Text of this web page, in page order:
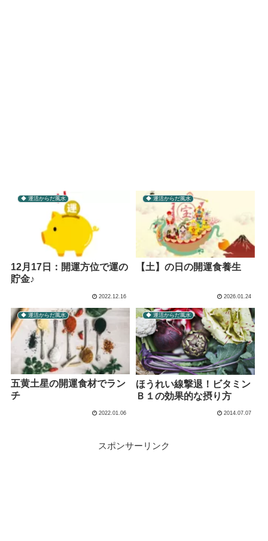
◆ 運活からだ風水
12月17日：開運方位で運の
貯金♪
2022.12.16
◆ 運活からだ風水
【土】の日の開運食養生
2026.01.24
◆ 運活からだ風水
五黄土星の開運食材でラン
チ
2022.01.06
◆ 運活からだ風水
ほうれい線撃退！ビタミン
Ｂ１の効果的な摂り方
2014.07.07
スポンサーリンク